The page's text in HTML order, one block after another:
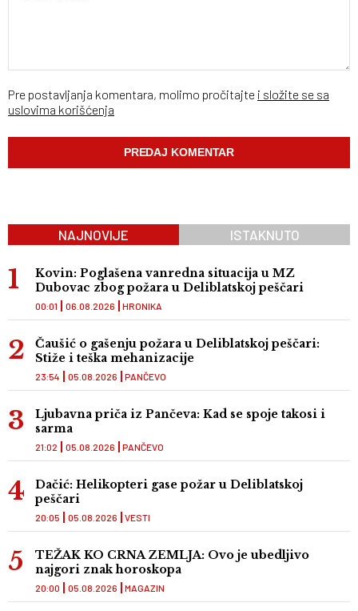
Pre postavljanja komentara, molimo pročitajte i složite se sa
uslovima korišćenja
NAJNOVIJE ISTAKNUTO
Kovin: Poglašena vanredna situacija u MZ
Dubovac zbog požara u Deliblatskoj peščari
HRONIKA
00:01 06.08.2026
Čaušić o gašenju požara u Deliblatskoj peščari:
Stiže i teška mehanizacije
PANČEVO
23:54 05.08.2026
Ljubavna priča iz Pančeva: Kad se spoje takosi i
sarma
PANČEVO
21:02 05.08.2026
Dačić: Helikopteri gase požar u Deliblatskoj
peščari
VESTI
20:05 05.08.2026
TEŽAK KO CRNA ZEMLJA: Ovo je ubedljivo
najgori znak horoskopa
MAGAZIN
20:00 05.08.2026